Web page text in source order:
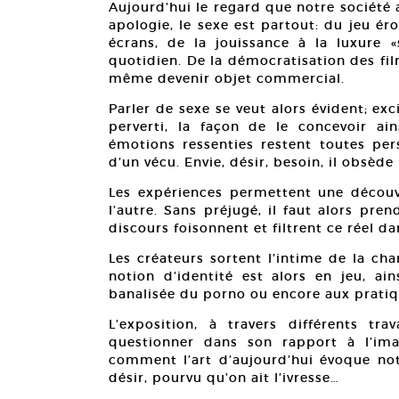
Aujourd’hui le regard que notre
apologie, le sexe est partout: du jeu
écrans, de la jouissance à la luxure
quotidien. De la démocratisation des
même devenir objet commercial.
Parler de sexe se veut alors évident;
perverti, la façon de le concevoir
émotions ressenties restent toutes
d’un vécu. Envie, désir, besoin, il
Les expériences permettent une
l’autre. Sans préjugé, il faut alors
discours foisonnent et filtrent ce réel
Les créateurs sortent l’intime de la
notion d’identité est alors en jeu,
banalisée du porno ou encore aux
L’exposition, à travers différents
questionner dans son rapport à
comment l’art d’aujourd’hui évoque
désir, pourvu qu’on ait l’ivresse…